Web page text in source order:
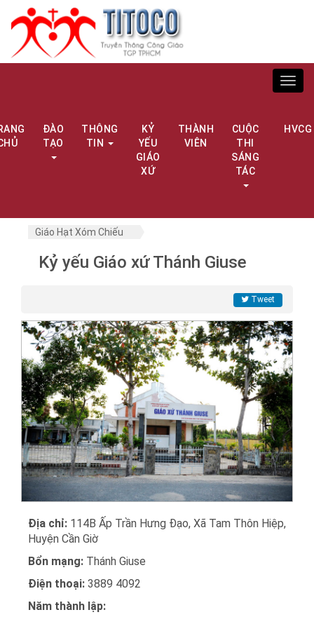
ĐÀO
TẠO
THÔNG
TIN
KỶ
YẾU
GIÁO
XỨ
THÀNH
VIÊN
CUỘC
THI
SÁNG
TÁC
HVCG
Giáo Hạt Xóm Chiếu
Kỷ yếu Giáo xứ Thánh Giuse
Tweet
Địa chỉ: 114B Ấp Trần Hưng Đạo, Xã Tam Thôn Hiệp,
Huyện Cần Giờ
Bổn mạng: Thánh Giuse
Điện thoại: 3889 4092
Năm thành lập: